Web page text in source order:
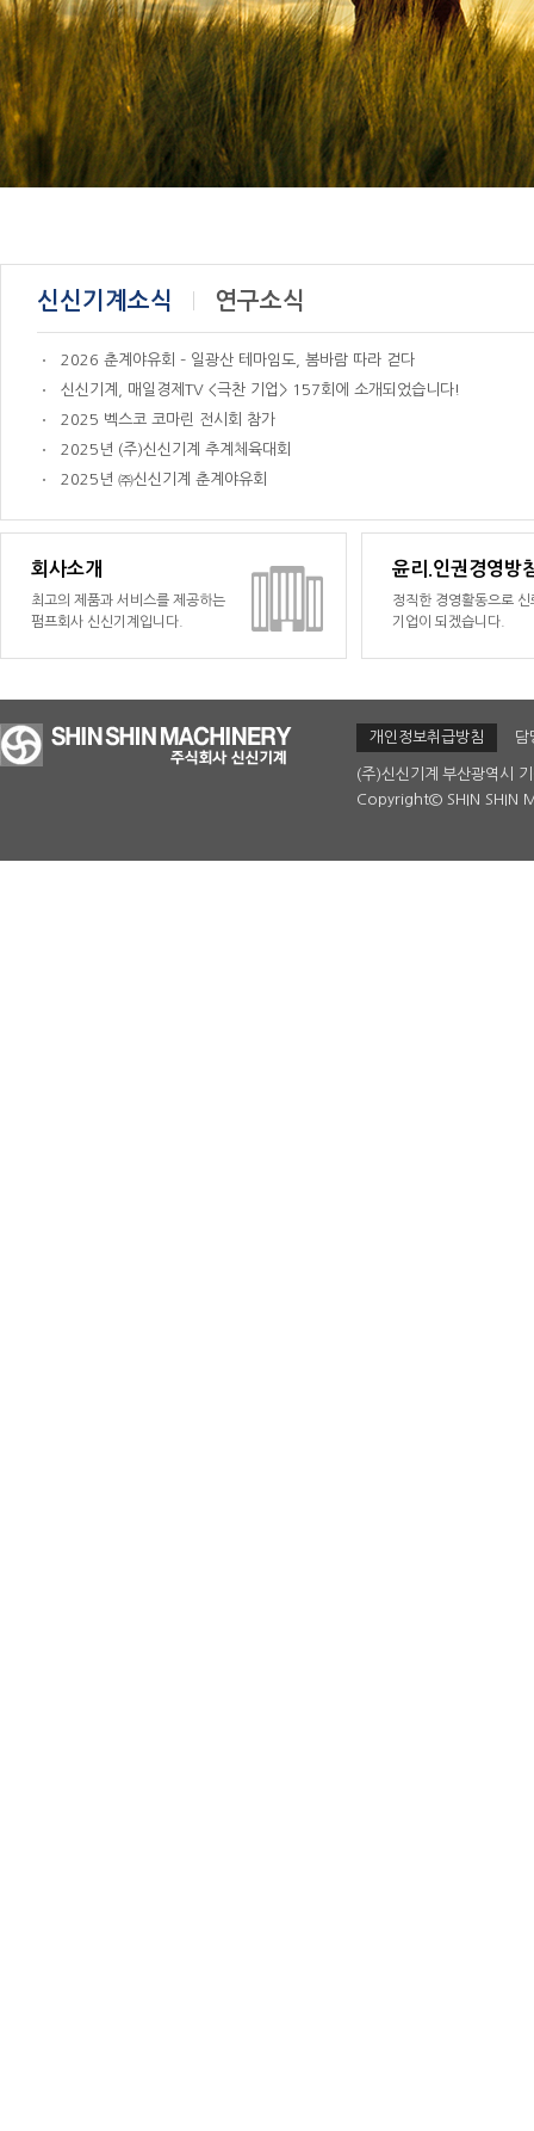
신신기계소식 연구소식
2026 춘계야유회 – 일광산 테마임도, 봄바람 따라 걷다
신신기계, 매일경제TV <극찬 기업> 157회에 소개되었습니다!
2025 벡스코 코마린 전시회 참가
2025년 (주)신신기계 추계체육대회
2025년 ㈜신신기계 춘계야유회
회사소개
최고의 제품과 서비스를 제공하는
펌프회사 신신기계입니다.
윤리.인권경영방
정직한 경영활동으로 신
기업이 되겠습니다.
개인정보취급방침 담
(주)신신기계 부산광역시
Copyright© SHIN SHIN